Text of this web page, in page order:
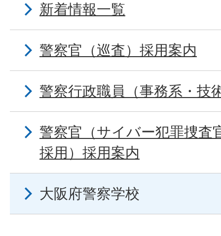
新着情報一覧
警察官（巡査）採用案内
警察行政職員（事務系・技
警察官（サイバー犯罪捜査
採用）採用案内
大阪府警察学校